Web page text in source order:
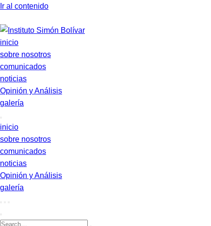
Ir al contenido
inicio
sobre nosotros
comunicados
noticias
Opinión y Análisis
galería
inicio
sobre nosotros
comunicados
noticias
Opinión y Análisis
galería